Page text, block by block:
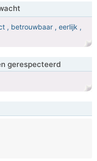
, betrouwbaar , eerlijk ,
gerespecteerd